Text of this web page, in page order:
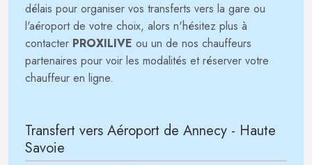
délais pour organiser vos transferts vers la gare ou
l'aéroport de votre choix, alors n'hésitez plus à
contacter PROXILIVE ou un de nos chauffeurs
partenaires pour voir les modalités et réserver votre
chauffeur en ligne.
Transfert vers Aéroport de Annecy - Haute
Savoie